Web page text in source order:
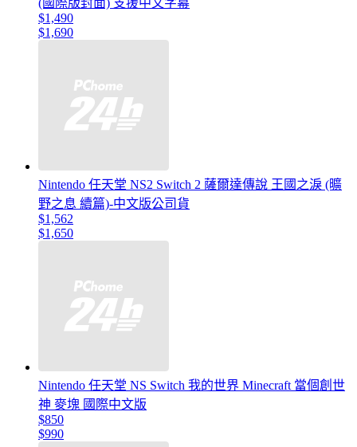
(國際版封面) 支援中文字幕
$1,490
$1,690
Nintendo 任天堂 NS2 Switch 2 薩爾達傳說 王國之淚 (曠
野之息 續篇)-中文版公司貨
$1,562
$1,650
Nintendo 任天堂 NS Switch 我的世界 Minecraft 當個創世
神 麥塊 國際中文版
$850
$990